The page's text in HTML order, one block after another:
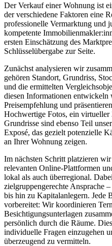
Der Verkauf einer Wohnung ist
der verschiedene Faktoren eine
professionelle Vermarktung und
kompetente
ersten Einschätzung des
Schlüsselübergabe zur Seite.
Zunächst analysieren wir
gehören Standort, Grundriss,
und die ermittelten
diesen Informationen entwickeln
Preisempfehlung und
Hochwertige Fotos, ein
Grundrisse sind ebenso Teil
Exposé, das gezielt potenzielle
an Ihrer Wohnung zeigen.
Im nächsten Schritt platzieren
relevanten Online-Plattformen
lokal als auch überregional.
zielgruppengerechte Ansprache
bis hin zu Kapitalanlegern. Jede
vorbereitet: Wir koordinieren
Besichtigungsunterlagen
persönlich durch die Räume.
individuelle Fragen einzugehen
überzeugend zu vermitteln.